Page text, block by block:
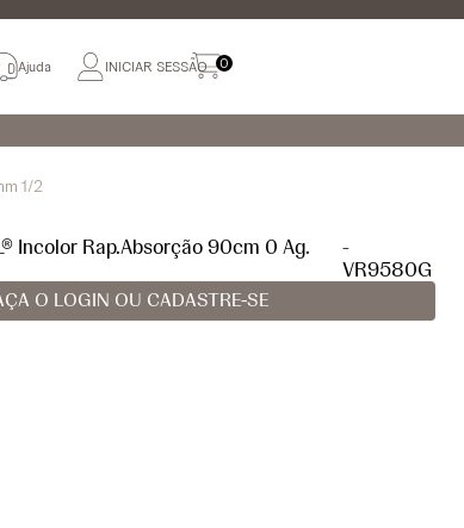
Ajuda INICIAR SESSÃO 0
1/2
Incolor Rap.Absorção 90cm 0 Ag.
-
VR9580G
O LOGIN OU CADASTRE-SE